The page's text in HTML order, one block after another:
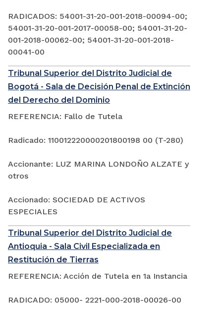
RADICADOS: 54001-31-20-001-2018-00094-00;
54001-31-20-001-2017-00058-00; 54001-31-20-
001-2018-00062-00; 54001-31-20-001-2018-
00041-00
Tribunal Superior del Distrito Judicial de
Bogotá - Sala de Decisión Penal de Extinción
del Derecho del Dominio
REFERENCIA: Fallo de Tutela
Radicado: 110012220000201800198 00 (T-280)
Accionante: LUZ MARINA LONDOÑO ALZATE y
otros
Accionado: SOCIEDAD DE ACTIVOS
ESPECIALES
Tribunal Superior del Distrito Judicial de
Antioquia - Sala Civil Especializada en
Restitución de Tierras
REFERENCIA: Acción de Tutela en 1a Instancia
RADICADO: 05000- 2221-000-2018-00026-00